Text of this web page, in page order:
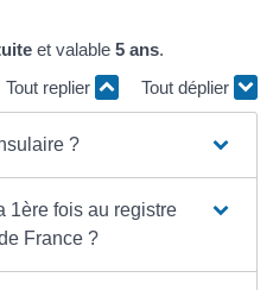
et valable5 ans.
Tout replier
Tout déplier
?
1ère fois au registre
France ?